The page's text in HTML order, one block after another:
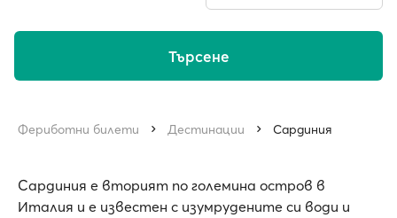
Търсене
Фериботни билети Дестинации Сардиния
Сардиния е вторият по големина остров в
Италия и е известен с изумрудените си води и